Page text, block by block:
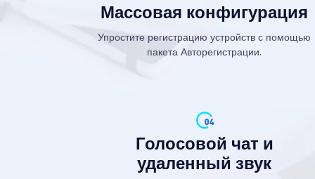
Массовая конфигурация
Упростите регистрацию устройств с помощью
пакета Авторегистрации.
Голосовой чат и
удаленный звук